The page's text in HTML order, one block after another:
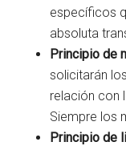
específicos
absoluta
Principio de
solicitarán
relación con
Siempre los
Principio de